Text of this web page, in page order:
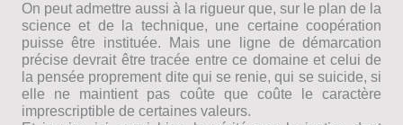
On peut admettre aussi à la rigueur que, sur le plan de la
science et de la technique, une certaine coopération
puisse être instituée. Mais une ligne de démarcation
précise devrait être tracée entre ce domaine et celui de
la pensée proprement dite qui se renie, qui se suicide, si
elle ne maintient pas coûte que coûte le caractère
imprescriptible de certaines valeurs.